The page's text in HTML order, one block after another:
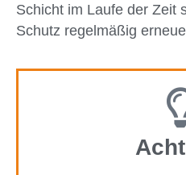
Schicht im Laufe der Zeit
Schutz regelmäßig